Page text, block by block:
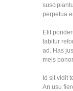
perpetua
Elit
labitur
ad. Has
meis
Id sit vidit
An usu